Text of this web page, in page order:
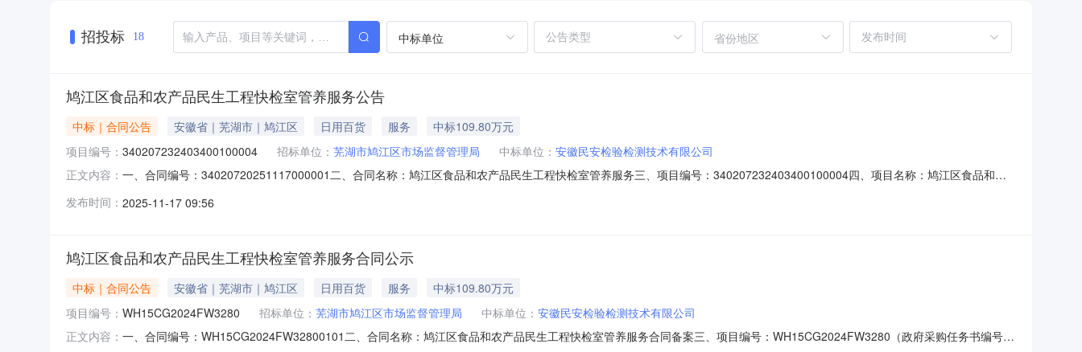
招投标 18 中标单位 省份地区
鸠江区食品和农产品民生工程快检室管养服务公告
中标｜合同公告 安徽省｜芜湖市｜鸠江区 日用百货 服务
中标109.80万元
项目编号： 340207232403400100004 招标单位： 芜湖市鸠江区市场监督管理局 中标单位： 安徽民安检验检测技术有限公司
正文内容： 一、合同编号：34020720251117000001二、合同名称：鸠江区食品和农产品民生工程快检室管养服务三、项目编号：340207232403400100004四、项目名称：鸠江区食品和农
徽民安检验检测技术有限公司地址：安徽省芜湖市鸠江区清水街道鸠江开发区电子产业园区检验检测产业集聚区F区4楼联系方式：15357019630六、合同主要信息主要
发布时间： 2025-11-17 09:56
鸠江区食品和农产品民生工程快检室管养服务合同公示
中标｜合同公告 安徽省｜芜湖市｜鸠江区 日用百货 服务
中标109.80万元
项目编号： WH15CG2024FW3280 招标单位： 芜湖市鸠江区市场监督管理局 中标单位： 安徽民安检验检测技术有限公司
正文内容： 一、合同编号：WH15CG2024FW32800101二、合同名称：鸠江区食品和农产品民生工程快检室管养服务合同备案三、项目编号：WH15CG2024FW3280（政府采购任务书编号：